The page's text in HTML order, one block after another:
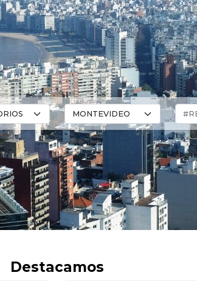
Destacamos